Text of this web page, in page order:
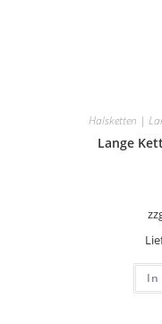
Halsketten |
Lange
In